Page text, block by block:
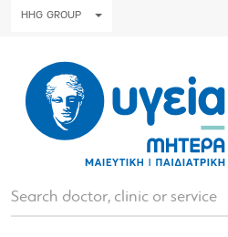
HHG GROUP